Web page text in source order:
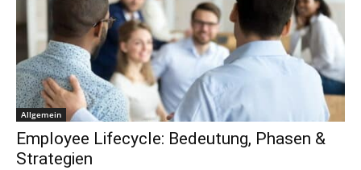
Allgemein
Employee Lifecycle: Bedeutung, Phasen &
Strategien